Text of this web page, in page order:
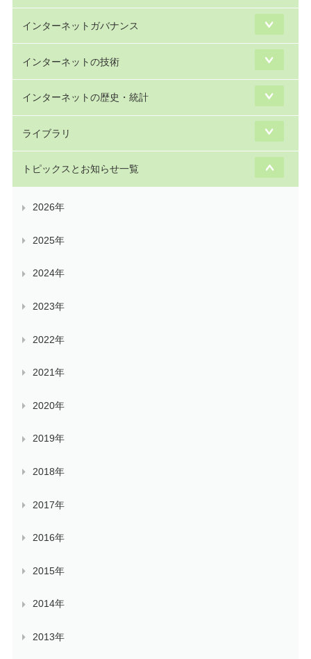
インターネットガバナンス
インターネットの技術
インターネットの歴史・統計
ライブラリ
トピックスとお知らせ一覧
2026年
2025年
2024年
2023年
2022年
2021年
2020年
2019年
2018年
2017年
2016年
2015年
2014年
2013年